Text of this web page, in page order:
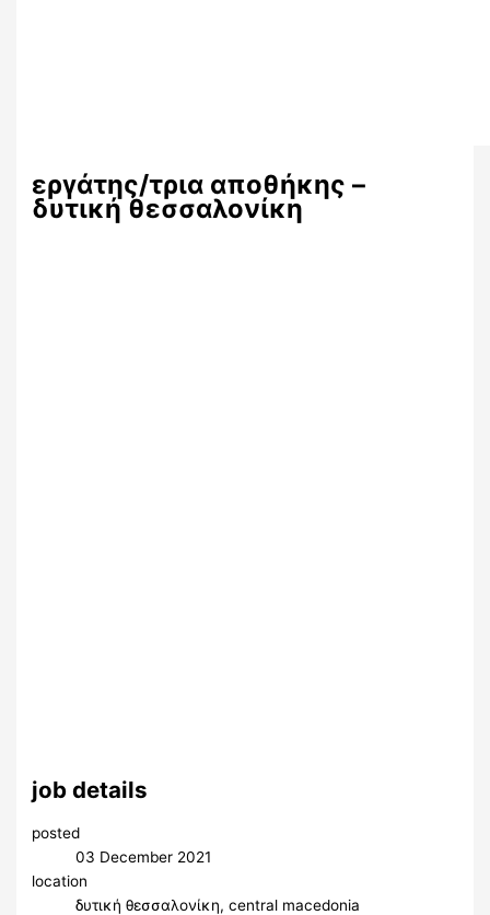
εργάτης/τρια αποθήκης –
δυτική θεσσαλονίκη
job details
posted
03 December 2021
location
δυτική θεσσαλονίκη, central macedonia